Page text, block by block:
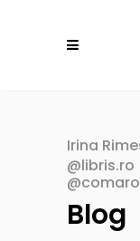
Irina
Blog